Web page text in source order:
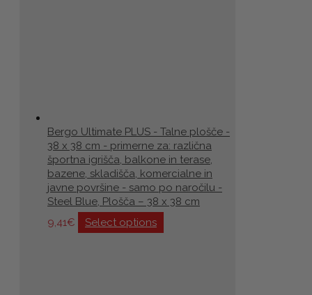
Bergo Ultimate PLUS - Talne plošče -
38 x 38 cm - primerne za: različna
športna igrišča, balkone in terase,
bazene, skladišča, komercialne in
javne površine - samo po naročilu -
Steel Blue, Plošča – 38 x 38 cm
9,41€ Select options